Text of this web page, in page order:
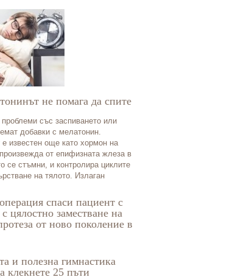
не помага да спите
със заспиването или
добавки с мелатонин.
известен още като хормон на
от епифизната жлеза в
се стъмни, и контролира циклите
на тялото. Излаган
спаси пациент с
цялостно заместване на
от ново поколение в
и полезна гимнастика
клекнете 25 пъти